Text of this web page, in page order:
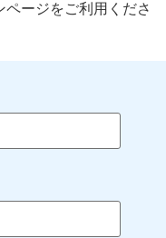
ージをご利用くださ